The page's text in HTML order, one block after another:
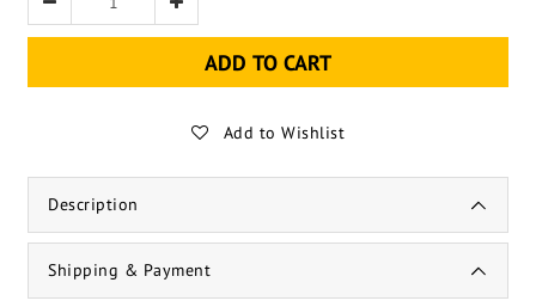
ADD TO CART
Add to Wishlist
Description
Shipping & Payment